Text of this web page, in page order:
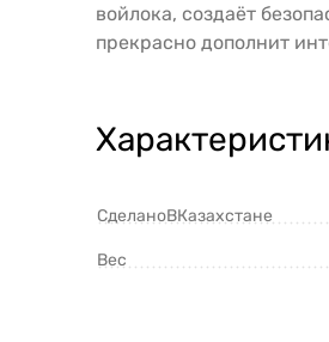
войлока, создаёт
прекрасно дополнит
СделаноВКазахстане
Вес